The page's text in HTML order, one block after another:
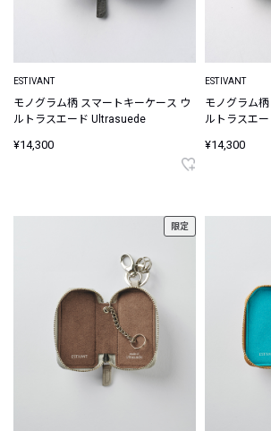
ESTIVANT
モノグラム柄 スマートキーケース ウ
ルトラスエード Ultrasuede
¥14,300
ESTIVANT
モノグラム
ルトラスエ
¥14,300
限定